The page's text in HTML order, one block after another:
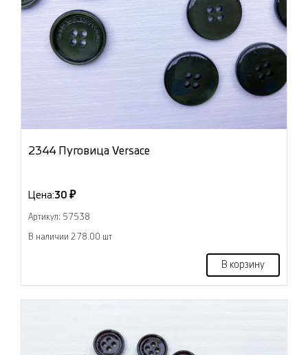
2344 Пуговица Versace
Цена:30 ₽
Артикул: 57538
В наличии 278.00 шт
В корзину